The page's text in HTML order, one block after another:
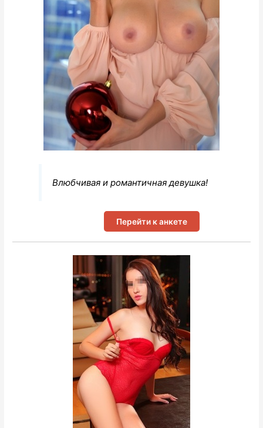
Влюбчивая и романтичная девушка!
Перейти к анкете